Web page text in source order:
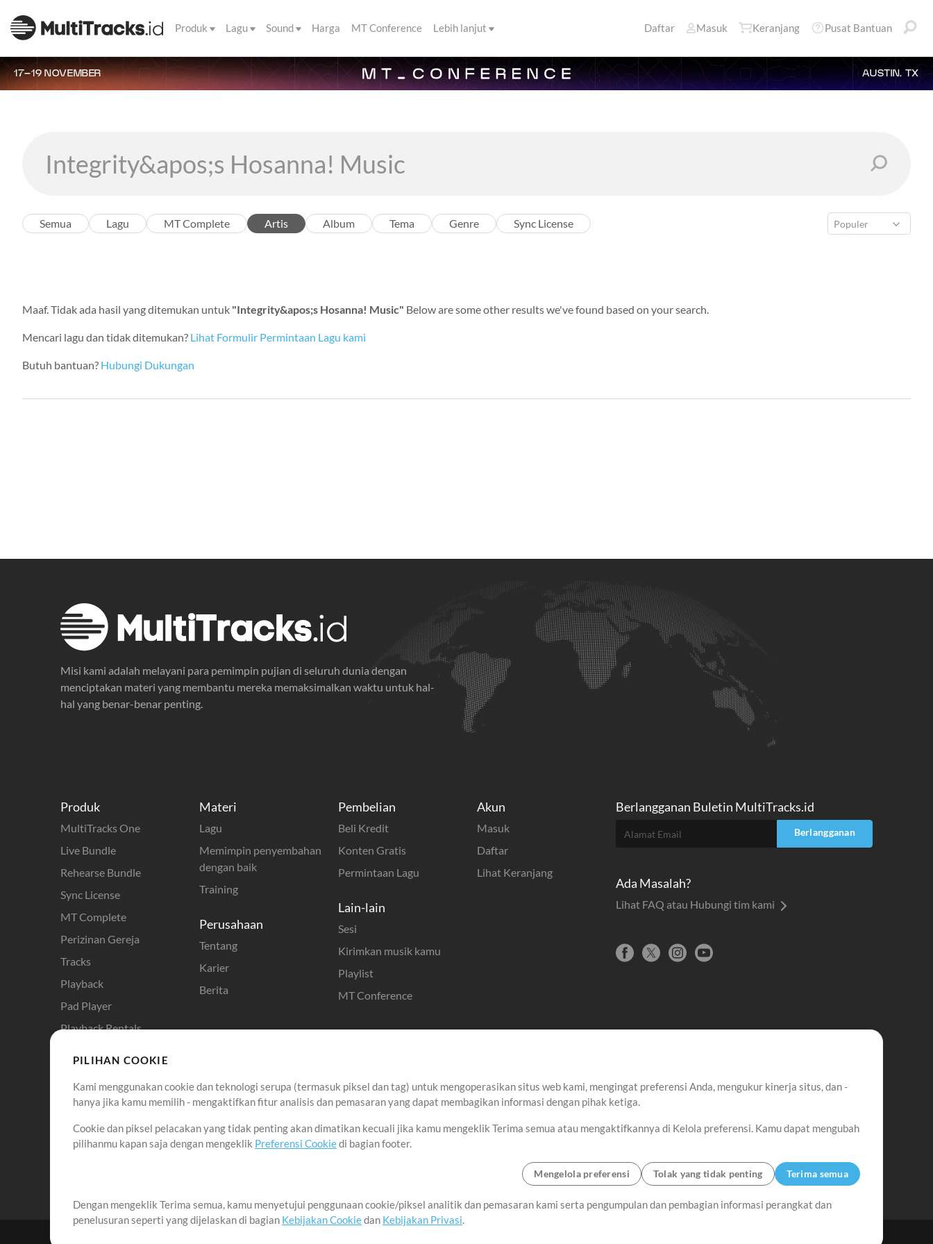
Produk Lagu Sound Harga MT Conference Lebih lanjut Daftar Masuk Keranjang Pusat Bantuan
17–19 NOVEMBER AUSTIN, TX
Semua Lagu MT Complete Artis Album Tema Genre Sync License
Maaf. Tidak ada hasil yang ditemukan untuk "Integrity&apos;s Hosanna! Music" Below are some other results we've found based on your search.
Mencari lagu dan tidak ditemukan? Lihat Formulir Permintaan Lagu kami
Butuh bantuan? Hubungi Dukungan
Misi kami adalah melayani para pemimpin pujian di seluruh dunia dengan
menciptakan materi yang membantu mereka memaksimalkan waktu untuk hal-
hal yang benar-benar penting.
Produk
MultiTracks One
Live Bundle
Rehearse Bundle
Sync License
MT Complete
Perizinan Gereja
Tracks
Playback
Pad Player
Playback Rentals
ChartBuilder
Chart Pro
Materi
Lagu
Memimpin penyembahan
dengan baik
Training
Perusahaan
Tentang
Karier
Berita
Pembelian
Beli Kredit
Konten Gratis
Permintaan Lagu
Lain-lain
Sesi
Kirimkan musik kamu
Playlist
MT Conference
Akun
Masuk
Daftar
Lihat Keranjang
Berlangganan Buletin MultiTracks.id
Berlangganan
Ada Masalah?
Lihat FAQ atau Hubungi tim kami
PILIHAN COOKIE
Kami menggunakan cookie dan teknologi serupa (termasuk piksel dan tag) untuk mengoperasikan situs web kami, mengingat preferensi Anda, mengukur kinerja situs, dan -
hanya jika kamu memilih - mengaktifkan fitur analisis dan pemasaran yang dapat membagikan informasi dengan pihak ketiga.
Cookie dan piksel pelacakan yang tidak penting akan dimatikan kecuali jika kamu mengeklik Terima semua atau mengaktifkannya di Kelola preferensi. Kamu dapat mengubah
pilihanmu kapan saja dengan mengeklik Preferensi Cookiedi bagian footer.
Mengelola preferensi Tolak yang tidak penting Terima semua
Dengan mengeklik Terima semua, kamu menyetujui penggunaan cookie/piksel analitik dan pemasaran kami serta pengumpulan dan pembagian informasi perangkat dan
penelusuran seperti yang dijelaskan di bagian Kebijakan Cookiedan Kebijakan Privasi.